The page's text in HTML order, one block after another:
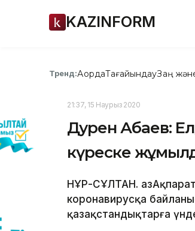
KAZINFORM
Тренд:АқордаТағайындауЗаң
21:37, 15 Наурыз 2020
Дәурен Абаев:
күреске
НҰР-СҰЛТАН.
коронавирусқа
қазақстандықтарға